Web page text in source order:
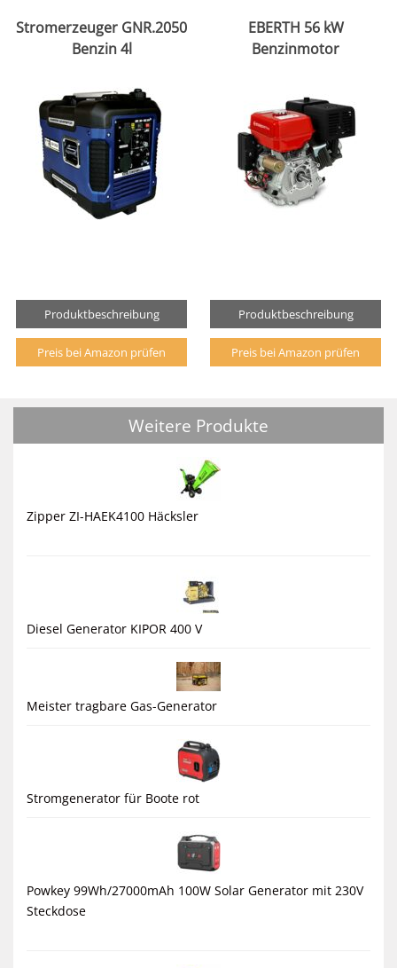
Stromerzeuger GNR.2050
Benzin 4l
Produktbeschreibung
Preis bei Amazon prüfen
EBERTH 56 kW
Benzinmotor
Produktbeschreibung
Preis bei Amazon prüfen
Weitere Produkte
Zipper ZI-HAEK4100 Häcksler
Diesel Generator KIPOR 400 V
Meister tragbare Gas-Generator
Stromgenerator für Boote rot
Powkey 99Wh/27000mAh 100W Solar Generator mit 230V
Steckdose